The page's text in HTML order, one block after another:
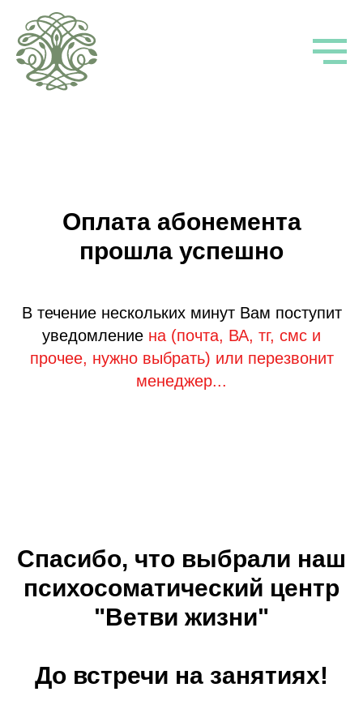
Оплата абонемента
прошла успешно
В течение нескольких минут Вам поступит
уведомление на (почта, ВА, тг, смс и
прочее, нужно выбрать) или перезвонит
менеджер...
Спасибо, что выбрали наш
психосоматический центр
"Ветви жизни"
До встречи на занятиях!